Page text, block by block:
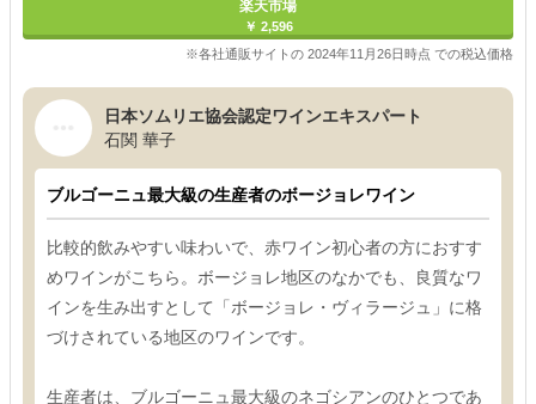
楽天市場
￥ 2,596
※各社通販サイトの 2024年11月26日時点 での税込価格
日本ソムリエ協会認定ワインエキスパート
石関 華子
ブルゴーニュ最大級の生産者のボージョレワイン
比較的飲みやすい味わいで、赤ワイン初心者の方におすす
めワインがこちら。ボージョレ地区のなかでも、良質なワ
インを生み出すとして「ボージョレ・ヴィラージュ」に格
づけされている地区のワインです。
生産者は、ブルゴーニュ最大級のネゴシアンのひとつであ